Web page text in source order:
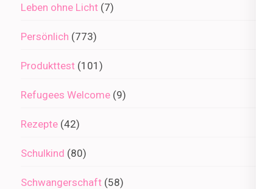
Leben ohne Licht (7)
Persönlich (773)
Produkttest (101)
Refugees Welcome (9)
Rezepte (42)
Schulkind (80)
Schwangerschaft (58)